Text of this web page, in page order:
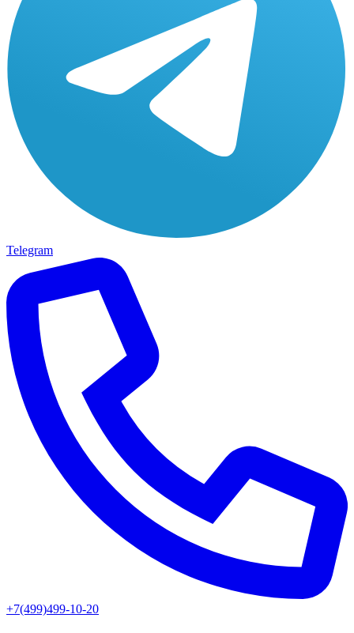
Telegram
+7(499)499-10-20